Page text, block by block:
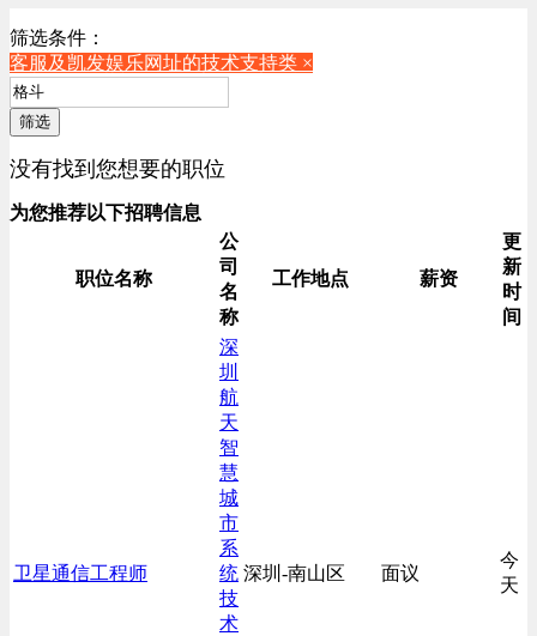
筛选条件：
客服及凯发娱乐网址的技术支持类 ×
筛选
没有找到您想要的职位
为您推荐以下招聘信息
职位名称
公
司
名
称
工作地点 薪资
更
新
时
间
卫星通信工程师
深
圳
航
天
智
慧
城
市
系
统
技
术
深圳-南山区 面议
今
天